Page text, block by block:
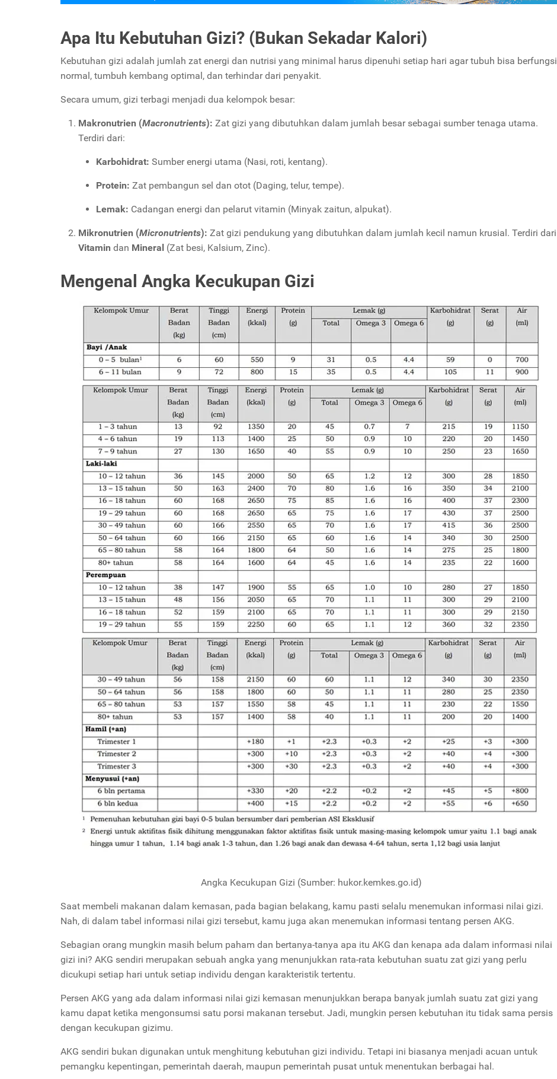
Apa Itu Kebutuhan Gizi? (Bukan Sekadar Kalori)
Kebutuhan gizi adalah jumlah zat energi dan nutrisi yang minimal harus dipenuhi setiap hari agar tubuh bisa berfungsi
normal, tumbuh kembang optimal, dan terhindar dari penyakit.
Secara umum, gizi terbagi menjadi dua kelompok besar:
Makronutrien (Macronutrients): Zat gizi yang dibutuhkan dalam jumlah besar sebagai sumber tenaga utama.
Terdiri dari:
Karbohidrat: Sumber energi utama (Nasi, roti, kentang).
Protein: Zat pembangun sel dan otot (Daging, telur, tempe).
Lemak: Cadangan energi dan pelarut vitamin (Minyak zaitun, alpukat).
Mikronutrien (Micronutrients): Zat gizi pendukung yang dibutuhkan dalam jumlah kecil namun krusial. Terdiri dari
Vitamin dan Mineral (Zat besi, Kalsium, Zinc).
Mengenal Angka Kecukupan Gizi
Angka Kecukupan Gizi (Sumber: hukor.kemkes.go.id)
Saat membeli makanan dalam kemasan, pada bagian belakang, kamu pasti selalu menemukan informasi nilai gizi.
Nah, di dalam tabel informasi nilai gizi tersebut, kamu juga akan menemukan informasi tentang persen AKG.
Sebagian orang mungkin masih belum paham dan bertanya-tanya apa itu AKG dan kenapa ada dalam informasi nilai
gizi ini? AKG sendiri merupakan sebuah angka yang menunjukkan rata-rata kebutuhan suatu zat gizi yang perlu
dicukupi setiap hari untuk setiap individu dengan karakteristik tertentu.
Persen AKG yang ada dalam informasi nilai gizi kemasan menunjukkan berapa banyak jumlah suatu zat gizi yang
kamu dapat ketika mengonsumsi satu porsi makanan tersebut. Jadi, mungkin persen kebutuhan itu tidak sama persis
dengan kecukupan gizimu.
AKG sendiri bukan digunakan untuk menghitung kebutuhan gizi individu. Tetapi ini biasanya menjadi acuan untuk
pemangku kepentingan, pemerintah daerah, maupun pemerintah pusat untuk menentukan berbagai hal.